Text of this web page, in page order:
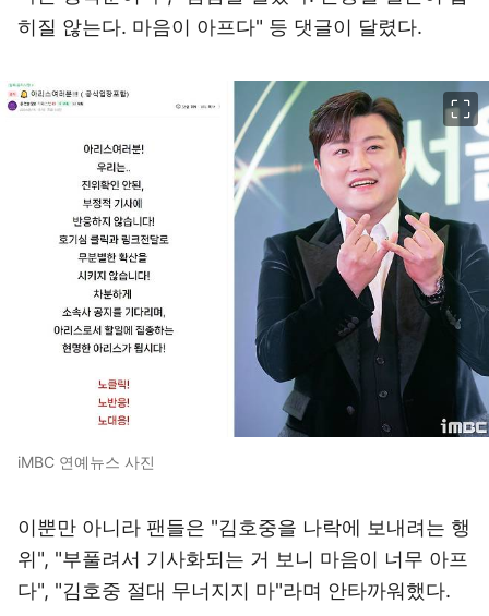
히질 않는다. 마음이 아프다" 등 댓글이 달렸다.
iMBC 연예뉴스 사진
이뿐만 아니라 팬들은 "김호중을 나락에 보내려는 행
위", "부풀려서 기사화되는 거 보니 마음이 너무 아프
다", "김호중 절대 무너지지 마"라며 안타까워했다.